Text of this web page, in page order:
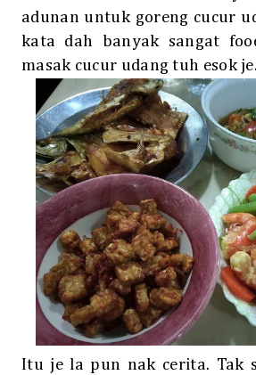
adunan untuk goreng cucur
kata dah banyak sangat
masak cucur udang tuh esok je.
Itu je la pun nak cerita. Tak